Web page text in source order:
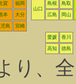
賀
福岡
山口
島根
鳥取
本
大分 広島 岡山
島 宮崎
愛媛 香川
高知 徳島
り、